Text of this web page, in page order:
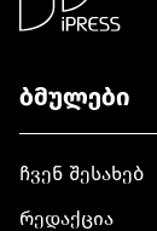
ბმულები
ჩვენ შესახებ
რედაქცია